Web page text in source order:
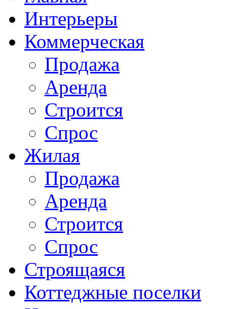
Интерьеры
Коммерческая
Продажа
Аренда
Строится
Спрос
Жилая
Продажа
Аренда
Строится
Спрос
Строящаяся
Коттеджные поселки